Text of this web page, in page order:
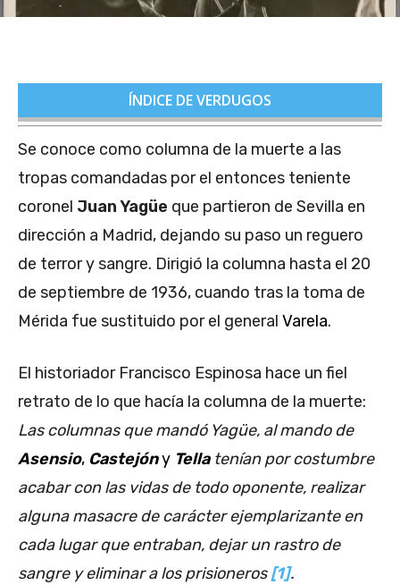
ÍNDICE DE VERDUGOS
Se conoce como columna de la muerte a las
tropas comandadas por el entonces teniente
coronel Juan Yagüe que partieron de Sevilla en
dirección a Madrid, dejando su paso un reguero
de terror y sangre. Dirigió la columna hasta el 20
de septiembre de 1936, cuando tras la toma de
Mérida fue sustituido por el general Varela.
El historiador Francisco Espinosa hace un fiel
retrato de lo que hacía la columna de la muerte:
Las columnas que mandó Yagüe, al mando de
Asensio, Castejóny Tella tenían por costumbre
acabar con las vidas de todo oponente, realizar
alguna masacre de carácter ejemplarizante en
cada lugar que entraban, dejar un rastro de
sangre y eliminar a los prisioneros[1].